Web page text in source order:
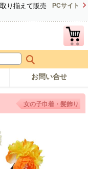
り揃えて販売
PCサイト
お問い合せ
女の子巾着・髪飾り